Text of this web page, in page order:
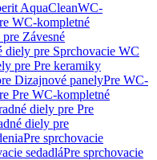
AquaCleanWC-
WC-kompletné
Závesné
diely pre Sprchovacie WC
pre Pre keramiky
Dizajnové panelyPre WC-
Pre WC-kompletné
diely pre Pre
diely pre
Pre sprchovacie
sedadláPre sprchovacie